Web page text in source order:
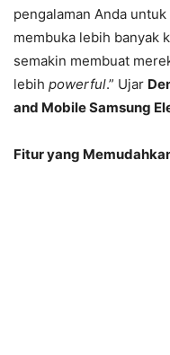
pengalaman Anda
membuka lebih banyak
semakin membuat
lebih powerful.” Ujar
and Mobile Samsung
Fitur yang